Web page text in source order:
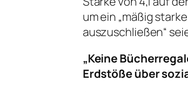
um ein „mäßig
auszuschließen“
„Keine
Erdstöße über